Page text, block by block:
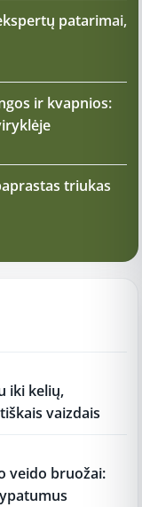
patarimai,
ir kvapnios:
triukas
iki kelių,
vaizdais
veido bruožai: